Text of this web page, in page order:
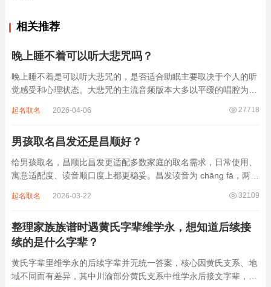
相关推荐
晚上睡不着可以听大悲咒吗？
晚上睡不着是可以听大悲咒的，是否适合助眠主要取决于个人的听
觉感受和心理状态。大悲咒的主流音频版本大多以平缓的唱腔为
急促的鼓点，这类音频本身具备静心的基础特质。睡前思绪繁杂、
27718
起名取名 2026-04-06
男孩取名昌发还是昌顺好？
给男孩取名，昌顺比昌发更适配多数家庭的取名需求，日常使用、
寓意适配度、读音顺口度上都更稳妥。昌发读音为 chāng fā，两个
离叫名字时辨识度不高。昌字本义为兴盛、繁茂，发字核心指向发
32109
起名取名 2026-03-22
整理家族族谱时遇黄氏字辈维学永，想知道后续接
续的是什么字辈？
黄氏字辈里维学永的后续字辈并无统一答案，核心因黄氏支系、地
域不同而有差异，其中川渝部分黄氏支系中维学永后接文字辈，完